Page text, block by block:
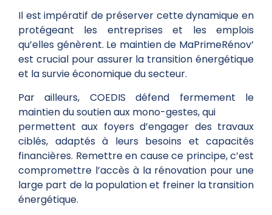
Il est impératif de préserver cette dynamique en
protégeant les entreprises et les emplois
qu’elles génèrent. Le maintien de MaPrimeRénov’
est crucial pour assurer la transition énergétique
et la survie économique du secteur.
Par ailleurs, COEDIS défend fermement le
maintien du soutien aux mono-gestes, qui
permettent aux foyers d’engager des travaux
ciblés, adaptés à leurs besoins et capacités
financières. Remettre en cause ce principe, c’est
compromettre l’accès à la rénovation pour une
large part de la population et freiner la transition
énergétique.